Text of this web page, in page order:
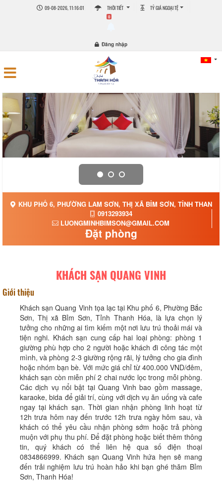
09-08-2026, 11:16:01 THỜI TIẾT TỶ GIÁ NGOẠI TỆ
0
Đăng nhập
KHU PHỐ 6, PHƯỜNG LAM SƠN, THỊ XÃ BỈM SƠN, TỈNH THANH
0913293934
LUONGMINHBIMSON@GMAIL.COM
Đặt phòng
KHÁCH SẠN QUANG VINH
Giới thiệu
Khách sạn Quang Vinh tọa lạc tại Khu phố 6, Phường Bắc
Sơn, Thị xã Bỉm Sơn, Tỉnh Thanh Hóa, là lựa chọn lý
tưởng cho những ai tìm kiếm một nơi lưu trú thoải mái và
tiện nghi. Khách sạn cung cấp hai loại phòng: phòng 1
giường phù hợp cho 2 người hoặc khách đi công tác một
mình, và phòng 2-3 giường rộng rãi, lý tưởng cho gia đình
hoặc nhóm bạn bè. Với mức giá chỉ từ 400.000 VND/đêm,
khách sạn còn miễn phí 2 chai nước lọc trong mỗi phòng.
Các dịch vụ nổi bật tại Quang Vinh bao gồm massage,
karaoke, bida để giải trí, cùng với dịch vụ ăn uống và cafe
ngay tại khách sạn. Thời gian nhận phòng linh hoạt từ
12h trưa hôm nay đến trước 12h trưa ngày hôm sau, và
khách có thể yêu cầu nhận phòng sớm hoặc trả phòng
muộn với phụ thu phí. Để đặt phòng hoặc biết thêm thông
tin, quý khách có thể liên hệ qua số điện thoại
0834866999. Khách sạn Quang Vinh hứa hẹn sẽ mang
đến trải nghiệm lưu trú hoàn hảo khi bạn ghé thăm Bỉm
Sơn, Thanh Hóa!